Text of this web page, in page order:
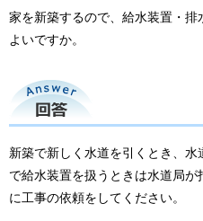
家を新築するので、給水装置・
よいですか。
回答
新築で新しく水道を引くとき、
で給水装置を扱うときは水道局
に工事の依頼をしてください。